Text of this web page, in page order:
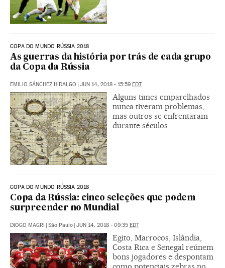
COPA DO MUNDO RÚSSIA 2018
As guerras da história por trás de cada grupo
da Copa da Rússia
EMILIO SÁNCHEZ HIDALGO | JUN 14, 2018 - 15:59 EDT
Alguns times emparelhados
nunca tiveram problemas,
mas outros se enfrentaram
durante séculos
COPA DO MUNDO RÚSSIA 2018
Copa da Rússia: cinco seleções que podem
surpreender no Mundial
DIOGO MAGRI | São Paulo | JUN 14, 2018 - 09:35 EDT
Egito, Marrocos, Islândia,
Costa Rica e Senegal reúnem
bons jogadores e despontam